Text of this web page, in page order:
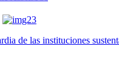
de las instituciones